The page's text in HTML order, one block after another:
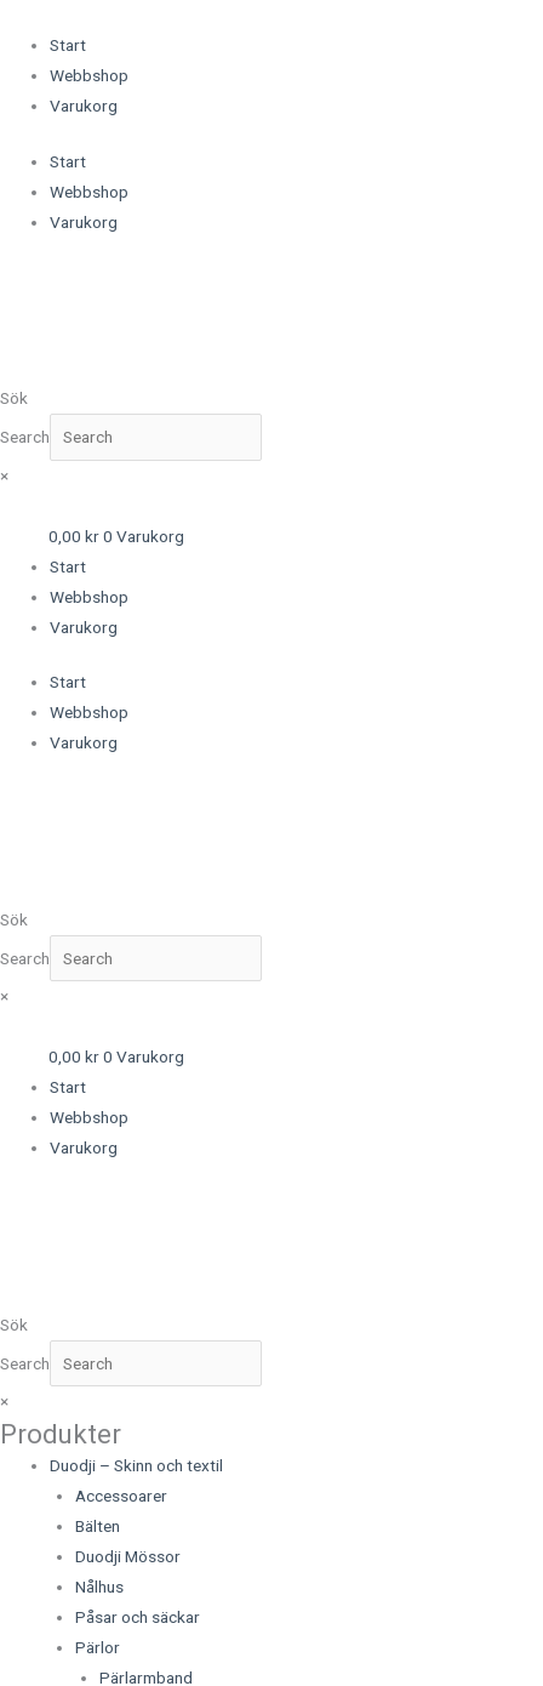
innehåll
Start
Webbshop
Varukorg
Start
Webbshop
Varukorg
Sök
Search
×
0,00 kr0 Varukorg
Start
Webbshop
Varukorg
Start
Webbshop
Varukorg
Sök
Search
×
0,00 kr0 Varukorg
Start
Webbshop
Varukorg
Sök
Search
×
Produkter
Duodji – Skinn och textil
Accessoarer
Bälten
Duodji Mössor
Nålhus
Påsar och säckar
Pärlor
Pärlarmband